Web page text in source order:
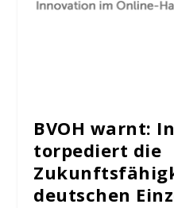
BVOH warnt:
torpediert die
deutschen